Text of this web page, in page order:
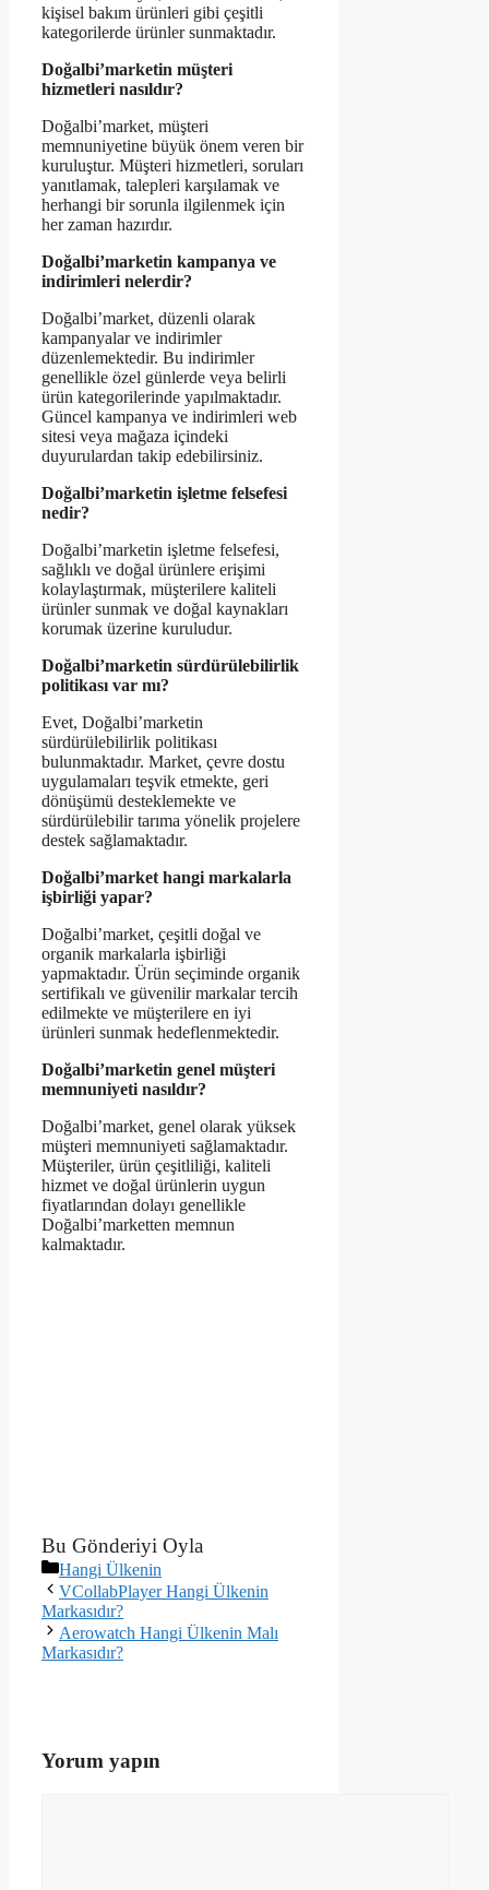
kişisel bakım ürünleri gibi çeşitli
kategorilerde ürünler sunmaktadır.
Doğalbi’marketin müşteri
hizmetleri nasıldır?
Doğalbi’market, müşteri
memnuniyetine büyük önem veren bir
kuruluştur. Müşteri hizmetleri, soruları
yanıtlamak, talepleri karşılamak ve
herhangi bir sorunla ilgilenmek için
her zaman hazırdır.
Doğalbi’marketin kampanya ve
indirimleri nelerdir?
Doğalbi’market, düzenli olarak
kampanyalar ve indirimler
düzenlemektedir. Bu indirimler
genellikle özel günlerde veya belirli
ürün kategorilerinde yapılmaktadır.
Güncel kampanya ve indirimleri web
sitesi veya mağaza içindeki
duyurulardan takip edebilirsiniz.
Doğalbi’marketin işletme felsefesi
nedir?
Doğalbi’marketin işletme felsefesi,
sağlıklı ve doğal ürünlere erişimi
kolaylaştırmak, müşterilere kaliteli
ürünler sunmak ve doğal kaynakları
korumak üzerine kuruludur.
Doğalbi’marketin sürdürülebilirlik
politikası var mı?
Evet, Doğalbi’marketin
sürdürülebilirlik politikası
bulunmaktadır. Market, çevre dostu
uygulamaları teşvik etmekte, geri
dönüşümü desteklemekte ve
sürdürülebilir tarıma yönelik projelere
destek sağlamaktadır.
Doğalbi’market hangi markalarla
işbirliği yapar?
Doğalbi’market, çeşitli doğal ve
organik markalarla işbirliği
yapmaktadır. Ürün seçiminde organik
sertifikalı ve güvenilir markalar tercih
edilmekte ve müşterilere en iyi
ürünleri sunmak hedeflenmektedir.
Doğalbi’marketin genel müşteri
memnuniyeti nasıldır?
Doğalbi’market, genel olarak yüksek
müşteri memnuniyeti sağlamaktadır.
Müşteriler, ürün çeşitliliği, kaliteli
hizmet ve doğal ürünlerin uygun
fiyatlarından dolayı genellikle
Doğalbi’marketten memnun
kalmaktadır.
Bu Gönderiyi Oyla
Kategoriler
Hangi Ülkenin
VCollabPlayer Hangi Ülkenin
Markasıdır?
Aerowatch Hangi Ülkenin Malı
Markasıdır?
Yorum yapın